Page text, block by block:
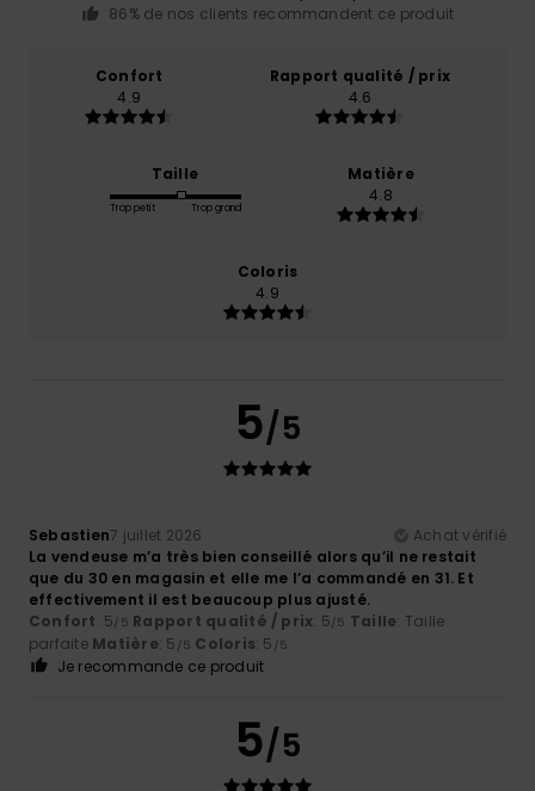
86% de nos clients recommandent ce produit
Confort
4.9
Rapport qualité / prix
4.6
Taille
Trop petit Trop grand
Matière
4.8
Coloris
4.9
5/5
Sebastien7 juillet 2026
Achat vérifié
La vendeuse m’a très bien conseillé alors qu’il ne restait
que du 30 en magasin et elle me l’a commandé en 31. Et
effectivement il est beaucoup plus ajusté.
Confort: 5/5 Rapport qualité / prix: 5/5 Taille: Taille
parfaite Matière: 5 /5 Coloris: 5 /5
Je recommande ce produit
5/5